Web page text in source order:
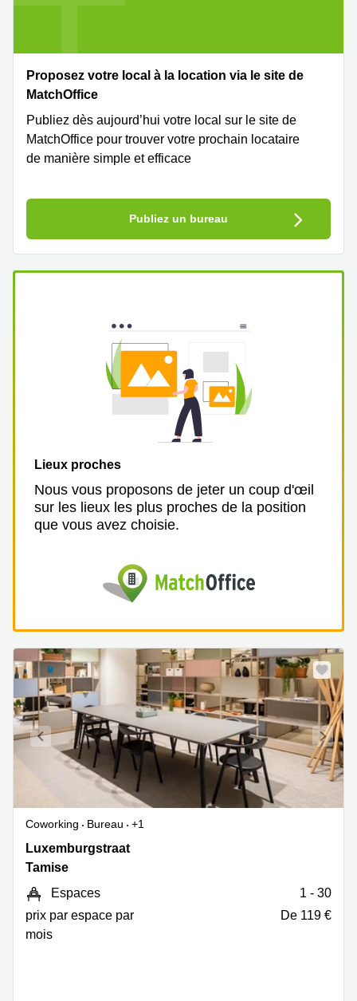
Proposez votre local à la location via le site de
MatchOffice
Publiez dès aujourd’hui votre local sur le site de
MatchOffice pour trouver votre prochain locataire
de manière simple et efficace
Publiez un bureau
Lieux proches
Nous vous proposons de jeter un coup d'œil
sur les lieux les plus proches de la position
que vous avez choisie.
Coworking Bureau
+1
Luxemburgstraat
20,
Luxemburgstraat
Tamise
Espaces
1 - 30
prix par espace par
mois
De 119 €